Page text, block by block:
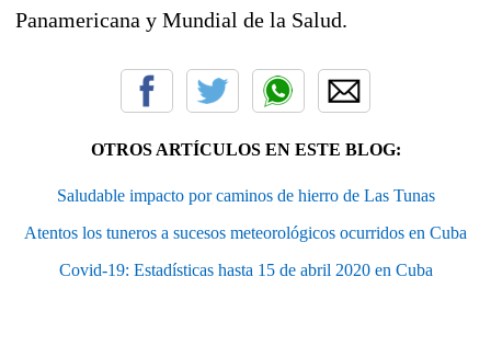
Panamericana y Mundial de la Salud.
OTROS ARTÍCULOS EN ESTE BLOG:
Saludable impacto por caminos de hierro de Las Tunas
Atentos los tuneros a sucesos meteorológicos ocurridos en Cuba
Covid-19: Estadísticas hasta 15 de abril 2020 en Cuba